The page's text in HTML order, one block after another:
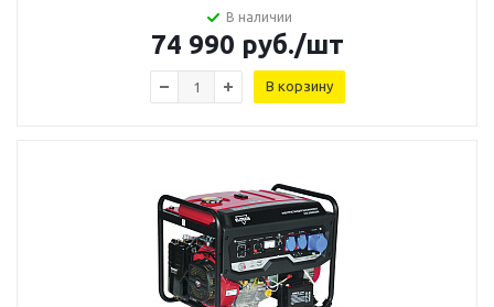
В наличии
74 990 руб./шт
В корзину